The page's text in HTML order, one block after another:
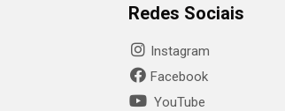
Redes Sociais
Instagram
Facebook
YouTube